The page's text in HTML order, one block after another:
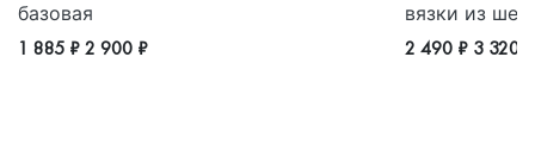
базовая
1 885 ₽2 900 ₽
вязки из
2 490 ₽ 3 320